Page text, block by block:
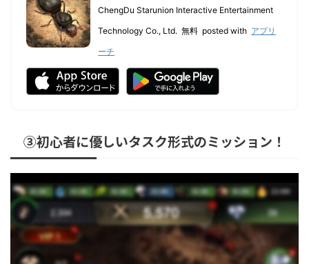
ChengDu Starunion Interactive Entertainment
Technology Co., Ltd. 無料 posted with アプリ
ーチ
③初心者に優しいタスク形式のミッション！